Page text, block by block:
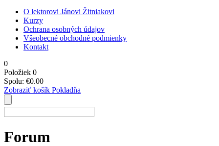
O lektorovi Jánovi Žitniakovi
Kurzy
Ochrana osobných údajov
Všeobecné obchodné podmienky
Kontakt
0
Položiek 0
Spolu: €0.00
Zobraziť košík Pokladňa
Forum